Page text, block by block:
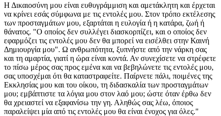
Η Δικαιοσύνη μου είναι ευθυγράμμιση και αμετάκλητη και έρχεται
να κρίνει εσάς σύμφωνα με τις εντολές μου. Στον τρόπο εκτέλεσης
των προσταγμάτων μου, εξαρτάται η ευλογία ή η κατάρα, ζωή ή
θάνατος. "Ο οποίος δεν συλλέγει διασκορπίζει, και ο οποίος δεν
εφαρμόζει τις εντολές μου δεν θα μπορεί να εισέλθει στην Καινή
Δημιουργία μου". Ω ανθρωπότητα, ξυπνήστε από την νάρκη σας
και τη αμαρτία, γιατί η ώρα είναι κοντά. Αν συνεχίσετε να στρέφετε
το πίσω μέρος σας προς εμένα και να βεβηλώνετε τις εντολές μου,
σας υποσχέμαι ότι θα καταστραφείτε. Παίρνετε πάλι, ποιμένες της
Εκκλησίας μου και του οίκου, τη διδασκαλία των προσταγμάτων
μου; εμβάπτιστε τα λόγια μου στον λαό μου; ώστε όταν έρθω δεν
θα χρειαστεί να εξαφανίσω την γη. Αληθώς σας λέω, όποιος
παραλείψει μία από τις εντολές μου θα είναι ένοχος για όλες."